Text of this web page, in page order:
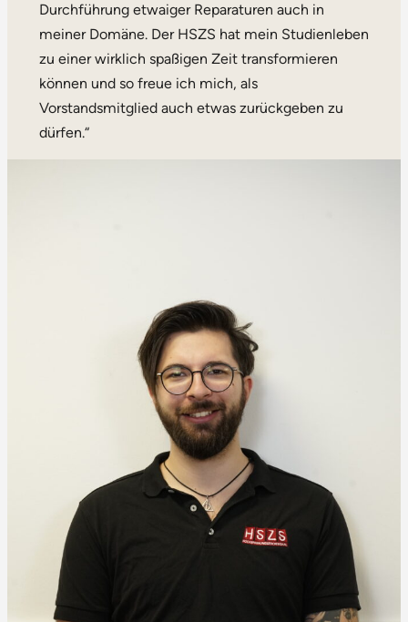
Durchführung etwaiger Reparaturen auch in
meiner Domäne. Der HSZS hat mein Studienleben
zu einer wirklich spaßigen Zeit transformieren
können und so freue ich mich, als
Vorstandsmitglied auch etwas zurückgeben zu
dürfen.“